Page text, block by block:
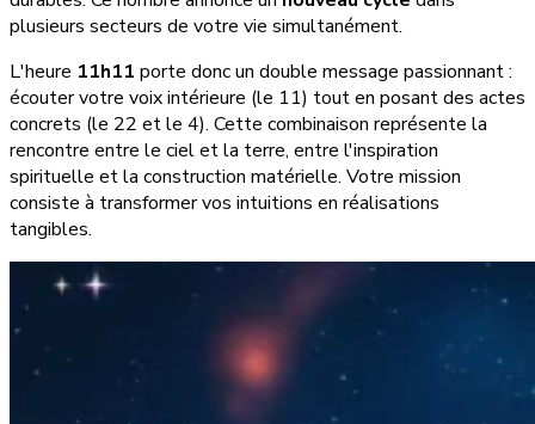
plusieurs secteurs de votre vie simultanément.
L'heure 11h11 porte donc un double message passionnant :
écouter votre voix intérieure (le 11) tout en posant des actes
concrets (le 22 et le 4). Cette combinaison représente la
rencontre entre le ciel et la terre, entre l'inspiration
spirituelle et la construction matérielle. Votre mission
consiste à transformer vos intuitions en réalisations
tangibles.